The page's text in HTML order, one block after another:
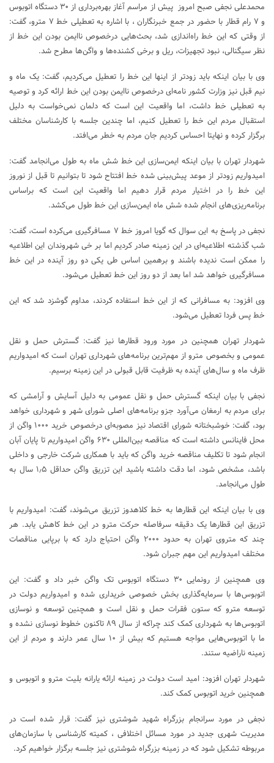
محمدعلی نجفی صبح امروز پیش از مراسم آغاز بهره‌برداری از ۳۰ دستگاه اتوبوس
و ۷ رام قطار با حضور در جمع خبرنگاران ، با اشاره به تعطیلی خط ۷ مترو، گفت:
از وقتی که این خط راه‌اندازی شد، بحث‌هایی درخصوص ناایمن بودن این خط از
نظر سیگنالی، نبود تجهیزات، ریل و برخی کشنده‌ها و واگن‌ها مطرح شد.
وی با بیان اینکه باید زودتر از اینها این خط را تعطیل می‌کردیم، گفت: یک ماه و
نیم قبل نیز وزارت کشور نامه‌ای درخصوص ناایمن بودن این خط ارائه کرد و توصیه
به تعطیلی خط داشت، اما واقعیت این است که دلمان نمی‌خواست به دلیل
استقبال مردم این خط را تعطیل کنیم، اما چندین جلسه با کارشناسان مختلف
برگزار کرده و نهایتا احساس کردیم جان مردم به خطر می‌افتد.
شهردار تهران با بیان اینکه ایمن‌سازی این خط شش ماه به طول می‌انجامد گفت:
امیدواریم زودتر از موعد پیش‌بینی شده خط افتتاح شود تا بتوانیم تا قبل از نوروز
این خط را در اختیار مردم قرار دهیم اما واقعیت این است که براساس
برنامه‌ریزی‌های انجام شده شش ماه ایمن‌سازی این خط طول می‌کشد.
نجفی در پاسخ به این سوال که گویا امروز خط ۷ مسافرگیری می‌کرده است، گفت:
شب گذشته اطلاعیه‌ای در این زمینه صادر کردیم اما بر خی شهروندان این اطلاعیه
را ممکن است ندیده باشند و برهمین اساس طی یکی دو روز آینده در این خط
مسافرگیری خواهد شد اما بعد از دو روز این خط تعطیل می‌شود.
وی افزود: به مسافرانی که از این خط استفاده کردند، مداوم گوشزد شد که این
خط پس فردا تعطیل می‌شود.
شهردار تهران همچنین در مورد ورود قطارها نیز گفت: گسترش حمل و نقل
عمومی و بخصوص مترو از مهم‌ترین برنامه‌های شهرداری تهران است که امیدواریم
ظرف ماه و سال‌های آینده به ظرفیت قابل قبولی در این زمینه برسیم.
نجفی با بیان اینکه گسترش حمل و نقل عمومی به دلیل آسایش و آرامشی که
برای مردم به ارمغان می‌آورد جزو برنامه‌های اصلی شورای شهر و شهرداری خواهد
بود، گفت: خوشبختانه شورای اقتصاد نیز مصوبه‌ای درخصوص خرید ۱۰۰۰ واگن از
محل فاینانس داشته است که مناقصه بین‌المللی ۶۳۰ واگن امیدواریم تا پایان آبان
انجام شود تا تکلیف مناقصه خرید واگن که باید با همکاری شرکت خارجی و داخلی
باشد، مشخص شود، اما دقت داشته باشید این تزریق واگن حداقل ۱٫۵ سال به
طول می‌انجامد.
وی با بیان اینکه این قطارها به خط کلاهدوز تزریق می‌شوند، گفت: امیدواریم با
تزریق این قطارها یک دقیقه سرفاصله حرکت مترو در این خط کاهش یابد. هر
چند که متروی تهران به حدود ۲۰۰۰ واگن احتیاج دارد که با برپایی مناقصات
مختلف امیدواریم این مهم جبران شود.
وی همچنین از رونمایی ۳۰ دستگاه اتوبوس تک واگن خبر داد و گفت: این
اتوبوس‌ها با سرمایه‌گذاری بخش خصوصی خریداری شده و امیدواریم دولت در
توسعه مترو که ستون فقرات حمل و نقل است و همچنین توسعه و نوسازی
اتوبوس‌ها به شهرداری کمک کند چراکه از سال ۸۹ تاکنون خطوط نوسازی نشده و
ما با اتوبوس‌هایی مواجه هستیم که بیش از ۱۰ سال عمر دارند و مردم از این
زمینه ناراضیه ستند.
شهردار تهران افزود: امید است دولت در زمینه ارائه یارانه بلیت مترو و اتوبوس و
همچنین خرید اتوبوس کمک کند.
نجفی در مورد سرانجام بزرگراه شهید شوشتری نیز گفت: قرار شده است در
مدیریت شهری جدید در مورد مسائل اختلافی ، کمیته کارشناسی با سازمان‌های
مربوطه تشکیل شود که در زمینه بزرگراه شوشتری نیز جلسه برگزار خواهیم کرد.